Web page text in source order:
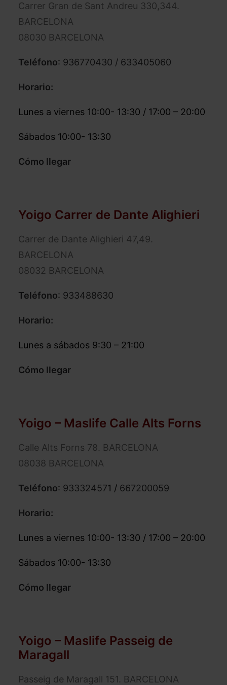
Carrer Gran de Sant Andreu 330,344.
BARCELONA
08030 BARCELONA
Teléfono: 936770430 / 633405060
Horario:
Lunes a viernes 10:00- 13:30 / 17:00 – 20:00
Sábados 10:00- 13:30
Cómo llegar
Yoigo Carrer de Dante Alighieri
Carrer de Dante Alighieri 47,49.
BARCELONA
08032 BARCELONA
Teléfono: 933488630
Horario:
Lunes a sábados 9:30 – 21:00
Cómo llegar
Yoigo – Maslife Calle Alts Forns
Calle Alts Forns 78. BARCELONA
08038 BARCELONA
Teléfono: 933324571 / 667200059
Horario:
Lunes a viernes 10:00- 13:30 / 17:00 – 20:00
Sábados 10:00- 13:30
Cómo llegar
Yoigo – Maslife Passeig de
Maragall
Passeig de Maragall 151. BARCELONA